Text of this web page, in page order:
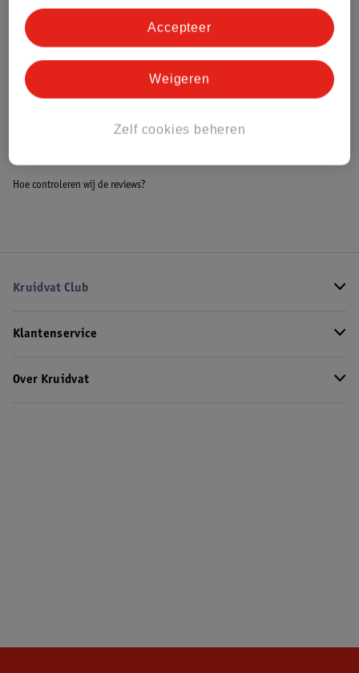
Bestel & Bezorginformatie
Hoe controleren wij de reviews?
Kruidvat Club
Klantenservice
Over Kruidvat
Zelf cookies beheren
Weigeren
Accepteer